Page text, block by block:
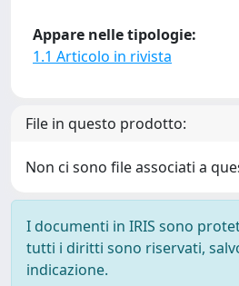
Appare nelle tipologie:
1.1 Articolo in rivista
File in questo prodotto:
Non ci sono file associati a
I documenti in IRIS sono
tutti i diritti sono riservati,
indicazione.